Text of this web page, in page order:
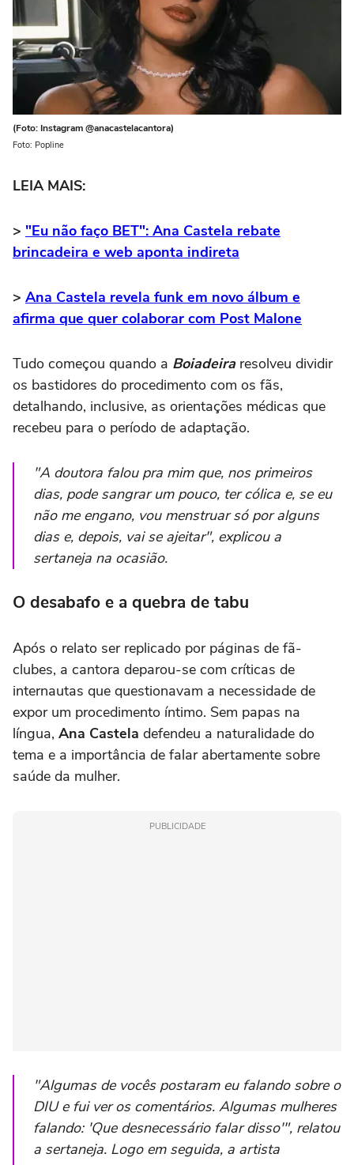
(Foto: Instagram @anacastelacantora)
Foto: Popline
LEIA MAIS:
> "Eu não faço BET": Ana Castela rebate
brincadeira e web aponta indireta
> Ana Castela revela funk em novo álbum e
afirma que quer colaborar com Post Malone
Tudo começou quando a Boiadeiraresolveu dividir
os bastidores do procedimento com os fãs,
detalhando, inclusive, as orientações médicas que
recebeu para o período de adaptação.
"A doutora falou pra mim que, nos primeiros
dias, pode sangrar um pouco, ter cólica e, se eu
não me engano, vou menstruar só por alguns
dias e, depois, vai se ajeitar", explicou a
sertaneja na ocasião.
O desabafo e a quebra de tabu
Após o relato ser replicado por páginas de fã-
clubes, a cantora deparou-se com críticas de
internautas que questionavam a necessidade de
expor um procedimento íntimo. Sem papas na
língua, Ana Castela defendeu a naturalidade do
tema e a importância de falar abertamente sobre
saúde da mulher.
PUBLICIDADE
"Algumas de vocês postaram eu falando sobre o
DIU e fui ver os comentários. Algumas mulheres
falando: 'Que desnecessário falar disso'", relatou
a sertaneja. Logo em seguida, a artista